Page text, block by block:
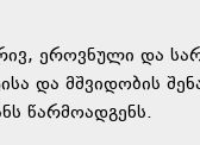
ეროვნული და
და მშვიდობის
წარმოადგენს.